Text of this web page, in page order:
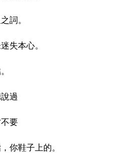
詞。
失本心。
過
要
你鞋子上的。